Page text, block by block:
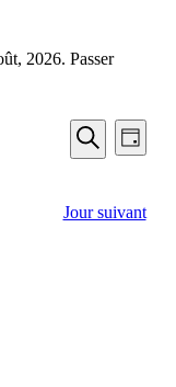
2026. Passer
et
de
Recherche
de
Jour
Jour suivant